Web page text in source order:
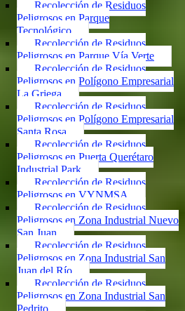
Recolección de Residuos
Peligrosos en Parque
Tecnológico
Recolección de Residuos
Peligrosos en Parque Vía Verte
Recolección de Residuos
Peligrosos en Polígono Empresarial
La Griega
Recolección de Residuos
Peligrosos en Polígono Empresarial
Santa Rosa
Recolección de Residuos
Peligrosos en Puerta Querétaro
Industrial Park
Recolección de Residuos
Peligrosos en VYNMSA
Recolección de Residuos
Peligrosos en Zona Industrial Nuevo
San Juan
Recolección de Residuos
Peligrosos en Zona Industrial San
Juan del Río
Recolección de Residuos
Peligrosos en Zona Industrial San
Pedrito